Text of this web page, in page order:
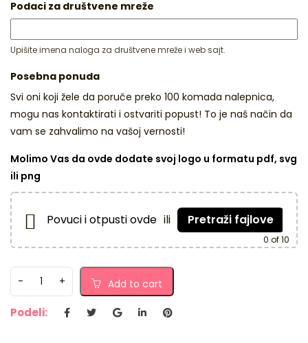
Podaci za društvene mreže
Upišite imena naloga za društvene mreže i web sajt.
Posebna ponuda
Svi oni koji žele da poruče preko 100 komada nalepnica,
mogu nas kontaktirati i ostvariti popust! To je naš način da
vam se zahvalimo na vašoj vernosti!
Molimo Vas da ovde dodate svoj logo u formatu pdf, svg
ili png
Povuci i otpusti ovde ili Pretraži fajlove
0 of 10
Add to cart
Podeli: